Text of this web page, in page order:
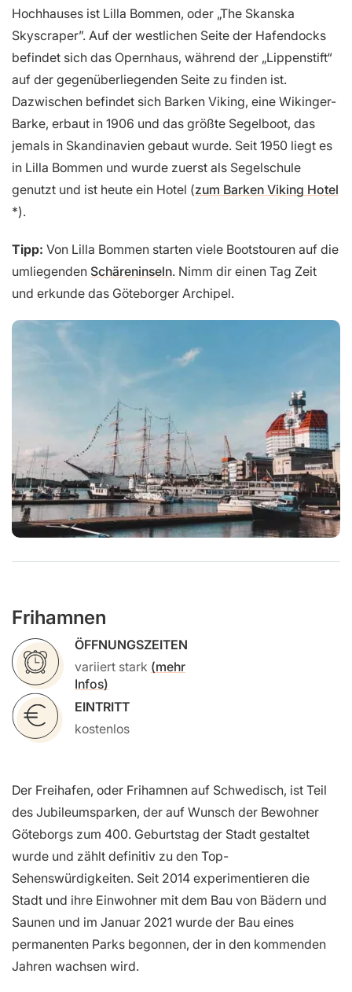
Hochhauses ist Lilla Bommen, oder „The Skanska
Skyscraper”. Auf der westlichen Seite der Hafendocks
befindet sich das Opernhaus, während der „Lippenstift“
auf der gegenüberliegenden Seite zu finden ist.
Dazwischen befindet sich Barken Viking, eine Wikinger-
Barke, erbaut in 1906 und das größte Segelboot, das
jemals in Skandinavien gebaut wurde. Seit 1950 liegt es
in Lilla Bommen und wurde zuerst als Segelschule
genutzt und ist heute ein Hotel (zum Barken Viking Hotel
).
Tipp: Von Lilla Bommen starten viele Bootstouren auf die
umliegenden Schäreninseln. Nimm dir einen Tag Zeit
und erkunde das Göteborger Archipel.
Frihamnen
ÖFFNUNGSZEITEN
variiert stark (mehr
Infos)
EINTRITT
kostenlos
Der Freihafen, oder Frihamnen auf Schwedisch, ist Teil
des Jubileumsparken, der auf Wunsch der Bewohner
Göteborgs zum 400. Geburtstag der Stadt gestaltet
wurde und zählt definitiv zu den Top-
Sehenswürdigkeiten. Seit 2014 experimentieren die
Stadt und ihre Einwohner mit dem Bau von Bädern und
Saunen und im Januar 2021 wurde der Bau eines
permanenten Parks begonnen, der in den kommenden
Jahren wachsen wird.